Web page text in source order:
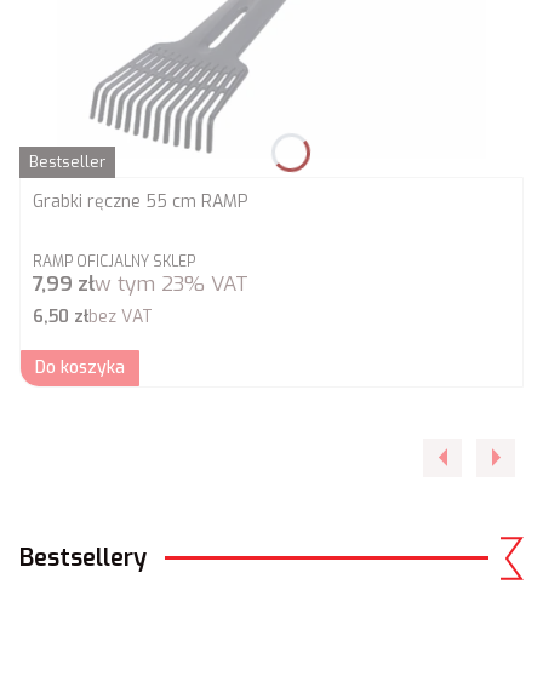
Bestseller
Grabki ręczne 55 cm RAMP
PRODUCENT
RAMP OFICJALNY SKLEP
Cena brutto
7,99 złw tym 23% VAT
Cena netto
6,50 złbez VAT
Do koszyka
Bestsellery